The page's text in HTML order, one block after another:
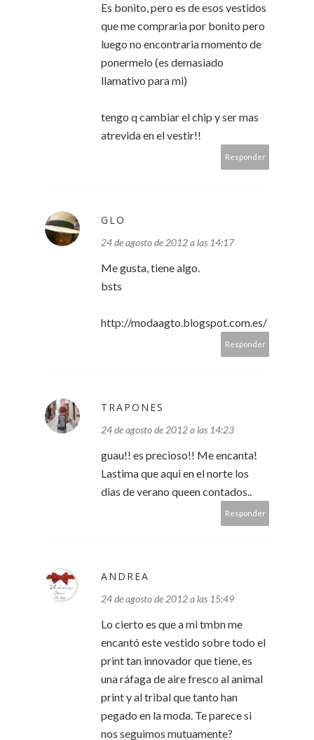
Es bonito, pero es de esos vestidos
que me compraria por bonito pero
luego no encontraria momento de
ponermelo (es demasiado
llamativo para mi)
tengo q cambiar el chip y ser mas
atrevida en el vestir!!
Responder
GLO
24 de agosto de 2012 a las 14:17
Me gusta, tiene algo.
bsts
http://modaagto.blogspot.com.es/
Responder
TRAPONES
24 de agosto de 2012 a las 14:23
guau!! es precioso!! Me encanta!
Lastima que aqui en el norte los
dias de verano queen contados..
Responder
ANDREA
24 de agosto de 2012 a las 15:49
Lo cierto es que a mi tmbn me
encantó este vestido sobre todo el
print tan innovador que tiene, es
una ráfaga de aire fresco al animal
print y al tribal que tanto han
pegado en la moda. Te parece si
nos seguimos mutuamente?